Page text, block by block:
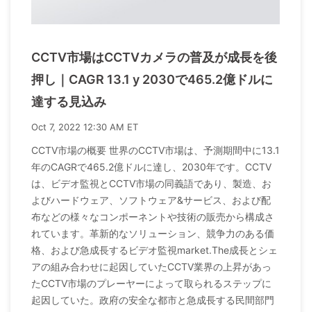
CCTV市場はCCTVカメラの普及が成長を後
押し｜CAGR 13.1 y 2030で465.2億ドルに
達する見込み
Oct 7, 2022 12:30 AM ET
CCTV市場の概要 世界のCCTV市場は、予測期間中に13.1
年のCAGRで465.2億ドルに達し、2030年です。CCTV
は、ビデオ監視とCCTV市場の同義語であり、製造、お
よびハードウェア、ソフトウェア&サービス、および配
布などの様々なコンポーネントや技術の販売から構成さ
れています。革新的なソリューション、競争力のある価
格、および急成長するビデオ監視market.The成長とシェ
アの組み合わせに起因していたCCTV業界の上昇があっ
たCCTV市場のプレーヤーによって取られるステップに
起因していた。政府の安全な都市と急成長する民間部門